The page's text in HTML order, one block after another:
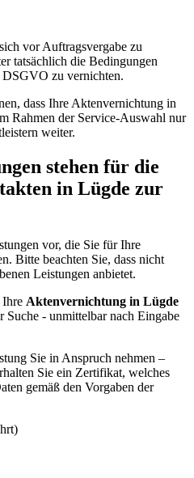
vor Auftragsvergabe zu
tatsächlich die Bedingungen
zu vernichten.
dass Ihre Aktenvernichtung in
Rahmen der Service-Auswahl nur
weiter.
stehen für die
in Lügde zur
vor, die Sie für Ihre
Bitte beachten Sie, dass nicht
Leistungen anbietet.
Ihre Aktenvernichtung in Lügde
Suche - unmittelbar nach Eingabe
Sie in Anspruch nehmen –
Sie ein Zertifikat, welches
gemäß den Vorgaben der